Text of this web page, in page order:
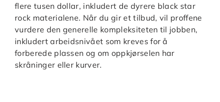
flere tusen dollar, inkludert de dyrere black star
rock materialene. Når du gir et tilbud, vil proffene
vurdere den generelle kompleksiteten til jobben,
inkludert arbeidsnivået som kreves for å
forberede plassen og om oppkjørselen har
skråninger eller kurver.